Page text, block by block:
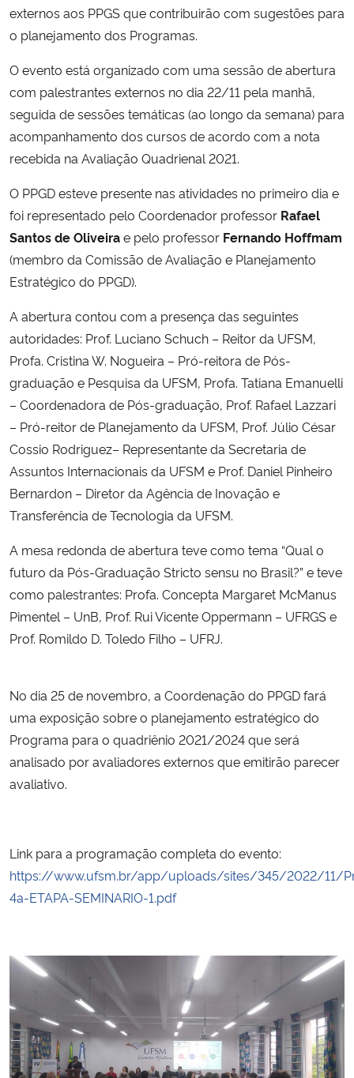
externos aos PPGS que contribuirão com sugestões para
o planejamento dos Programas.
O evento está organizado com uma sessão de abertura
com palestrantes externos no dia 22/11 pela manhã,
seguida de sessões temáticas (ao longo da semana) para
acompanhamento dos cursos de acordo com a nota
recebida na Avaliação Quadrienal 2021.
O PPGD esteve presente nas atividades no primeiro dia e
foi representado pelo Coordenador professor Rafael
Santos de Oliveirae pelo professor Fernando Hoffmam
(membro da Comissão de Avaliação e Planejamento
Estratégico do PPGD).
A abertura contou com a presença das seguintes
autoridades: Prof. Luciano Schuch – Reitor da UFSM,
Profa. Cristina W. Nogueira – Pró-reitora de Pós-
graduação e Pesquisa da UFSM, Profa. Tatiana Emanuelli
– Coordenadora de Pós-graduação, Prof. Rafael Lazzari
– Pró-reitor de Planejamento da UFSM, Prof. Júlio César
Cossio Rodriguez– Representante da Secretaria de
Assuntos Internacionais da UFSM e Prof. Daniel Pinheiro
Bernardon – Diretor da Agência de Inovação e
Transferência de Tecnologia da UFSM.
A mesa redonda de abertura teve como tema “Qual o
futuro da Pós-Graduação Stricto sensu no Brasil?” e teve
como palestrantes: Profa. Concepta Margaret McManus
Pimentel – UnB, Prof. Rui Vicente Oppermann – UFRGS e
Prof. Romildo D. Toledo Filho – UFRJ.
No dia 25 de novembro, a Coordenação do PPGD fará
uma exposição sobre o planejamento estratégico do
Programa para o quadriênio 2021/2024 que será
analisado por avaliadores externos que emitirão parecer
avaliativo.
Link para a programação completa do evento:
https://www.ufsm.br/app/uploads/sites/345/2022/11/
4a-ETAPA-SEMINARIO-1.pdf